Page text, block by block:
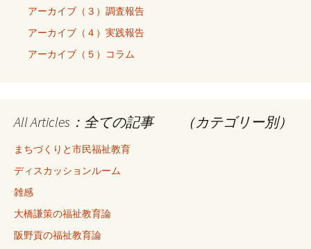
アーカイブ（３）調査報告
アーカイブ（４）実践報告
アーカイブ（５）コラム
All Articles：全ての記事 （カテゴリー別）
まちづくりと市民福祉教育
ディスカッションルーム
雑感
大橋謙策の福祉教育論
阪野貢の福祉教育論